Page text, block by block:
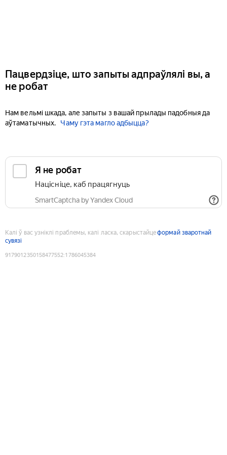
Пацвердзіце, што запыты адпраўлялі вы, а
не робат
Нам вельмі шкада, але запыты з вашай прылады падобныя да
аўтаматычных.
Чаму гэта магло адбыцца?
Я не робат
Націсніце, каб працягнуць
SmartCaptcha by Yandex Cloud
Калі ў вас узніклі праблемы, калі ласка, скарыстайцеформай зваротнай
сувязі
9179012350158477552:1786045384